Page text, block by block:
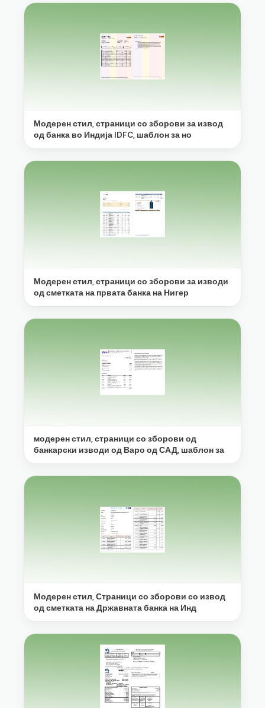
Модерен стил, страници со зборови за извод
од банка во Индија IDFC, шаблон за но
Модерен стил, страници со зборови за изводи
од сметката на првата банка на Нигер
модерен стил, страници со зборови од
банкарски изводи од Варо од САД, шаблон за
Модерен стил, Страници со зборови со извод
од сметката на Државната банка на Инд